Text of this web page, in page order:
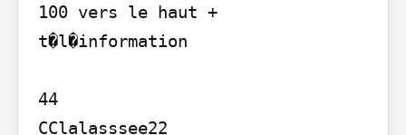
100 vers le haut +
t�l�information
44
CClalasssee22